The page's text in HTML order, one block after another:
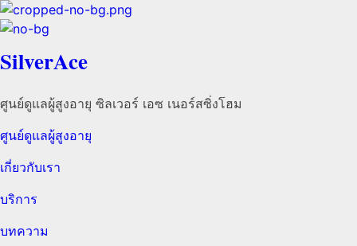
SilverAce
ศูนย์ดูแลผู้สูงอายุ ซิลเวอร์ เอซ เนอร์สซิ่งโฮม
ศูนย์ดูแลผู้สูงอายุ
เกี่ยวกับเรา
บริการ
บทความ